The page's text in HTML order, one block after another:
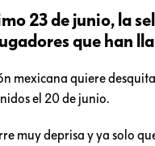
23 de junio, la
que han
mexicana quiere
el 20 de junio.
muy deprisa y ya solo